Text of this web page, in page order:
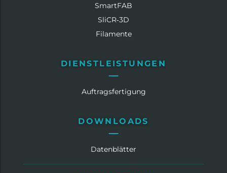
SmartFAB
SliCR‑3D
Filamente
DIENSTLEISTUNGEN
Auftragsfertigung
DOWNLOADS
Datenblätter